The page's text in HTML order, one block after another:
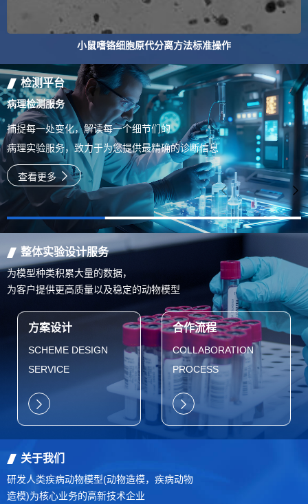
小鼠嗜铬细胞原代分离方法标准操作
检测平台
病理检测服务
捕捉每一处变化，解读每一个细节们的
病理实验服务，致力于为您提供最精确的诊断信息
查看更多
整体实验设计服务
为模型种类积累大量的数据，
为客户提供更高质量以及稳定的动物模型
方案设计
SCHEME DESIGN
SERVICE
合作流程
COLLABORATION
PROCESS
关于我们
研发人类疾病动物模型(动物造模，疾病动物
造模)为核心业务的高新技术企业